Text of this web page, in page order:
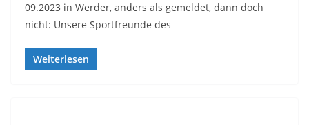
09.2023 in Werder, anders als gemeldet, dann doch
nicht: Unsere Sportfreunde des
Weiterlesen